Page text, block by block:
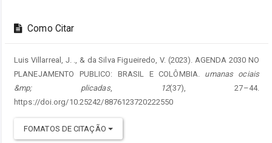
Como Citar
Luis Villarreal, J. ., & da Silva Figueiredo, V. (2023). AGENDA 2030 NO
PLANEJAMENTO PUBLICO: BRASIL E COLÔMBIA. umanas ociais
&mp; plicadas, 12(37), 27–44.
https://doi.org/10.25242/8876123720222550
FOMATOS DE CITAÇÃO